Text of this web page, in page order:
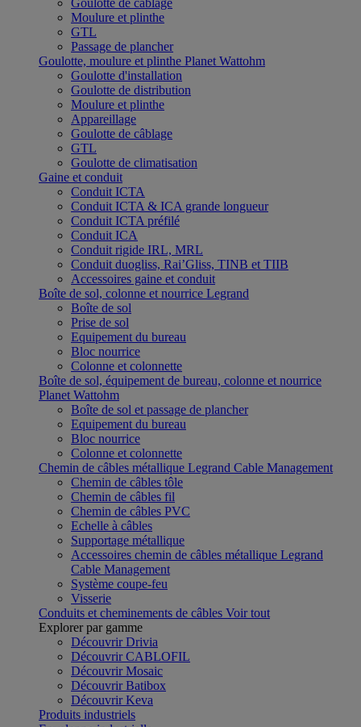
Goulotte de câblage
Moulure et plinthe
GTL
Passage de plancher
Goulotte, moulure et plinthe Planet Wattohm
Goulotte d'installation
Goulotte de distribution
Moulure et plinthe
Appareillage
Goulotte de câblage
GTL
Goulotte de climatisation
Gaine et conduit
Conduit ICTA
Conduit ICTA & ICA grande longueur
Conduit ICTA préfilé
Conduit ICA
Conduit rigide IRL, MRL
Conduit duogliss, Rai’Gliss, TINB et TIIB
Accessoires gaine et conduit
Boîte de sol, colonne et nourrice Legrand
Boîte de sol
Prise de sol
Equipement du bureau
Bloc nourrice
Colonne et colonnette
Boîte de sol, équipement de bureau, colonne et nourrice
Planet Wattohm
Boîte de sol et passage de plancher
Equipement du bureau
Bloc nourrice
Colonne et colonnette
Chemin de câbles métallique Legrand Cable Management
Chemin de câbles tôle
Chemin de câbles fil
Chemin de câbles PVC
Echelle à câbles
Supportage métallique
Accessoires chemin de câbles métallique Legrand
Cable Management
Système coupe-feu
Visserie
Conduits et cheminements de câbles Voir tout
Explorer par gamme
Découvrir Drivia
Découvrir CABLOFIL
Découvrir Mosaic
Découvrir Batibox
Découvrir Keva
Produits industriels